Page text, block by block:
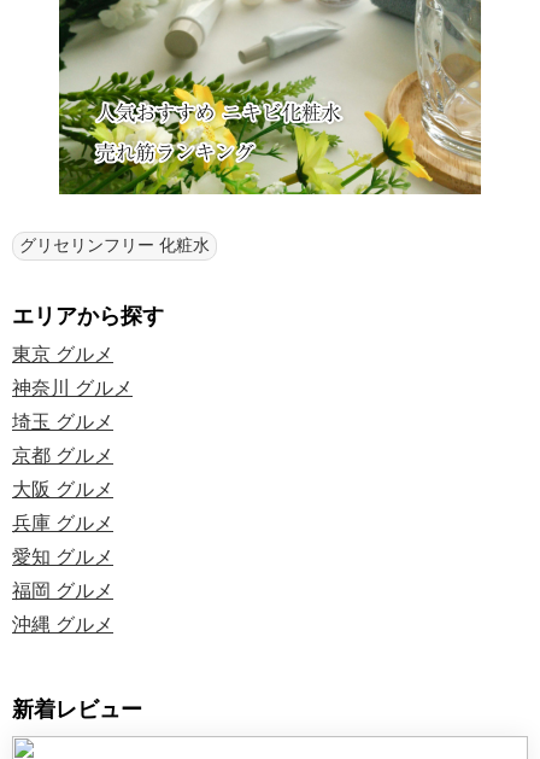
グリセリンフリー 化粧水
エリアから探す
東京 グルメ
神奈川 グルメ
埼玉 グルメ
京都 グルメ
大阪 グルメ
兵庫 グルメ
愛知 グルメ
福岡 グルメ
沖縄 グルメ
新着レビュー